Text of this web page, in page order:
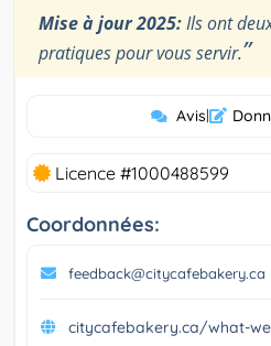
Mise à jour 2025:Ils ont
pratiques pour vous servir.”
Avis|
Licence #1000488599
Coordonnées:
feedback@citycafebakery.ca
citycafebakery.ca/what-